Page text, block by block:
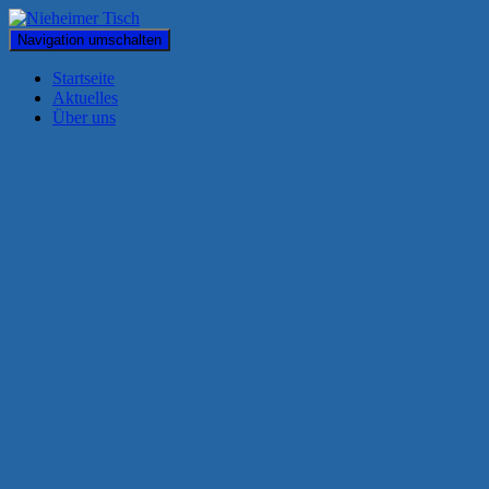
Navigation umschalten
Startseite
Aktuelles
Über uns